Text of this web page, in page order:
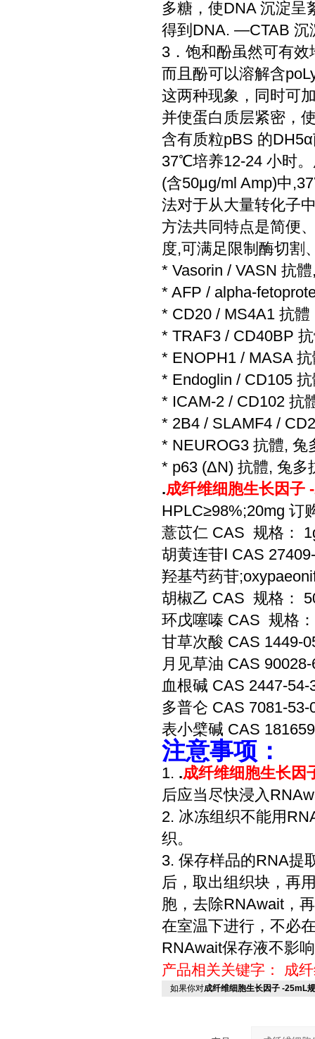
多糖，使DNA 沉淀呈
得到DNA. —CTAB
3．饱和酚虽然可有
而且酚可以溶解含
这两种现象，同时可
并使蛋白质层紧密，
含有质粒pBS 的
37℃培养12-24 小时
(含50μg/ml Amp)中
法对于从大量转化子
方法共同特点是简便
度,可满足限制酶切割
* Vasorin / VASN 抗
* AFP / alpha-
* CD20 / MS4A1 抗
* TRAF3 / CD40BP
* ENOPH1 / MASA
* Endoglin / CD105
* ICAM-2 / CD102
* 2B4 / SLAMF4 /
* NEUROG3 抗體,
* p63 (ΔN) 抗體, 兔
.成纤维细胞生长因子
HPLC≥98%;20mg 订
薏苡仁 CAS 规格：
胡黄连苷Ⅰ CAS
羟基芍药苷
胡椒乙 CAS 规格：
环戊噻嗪 CAS 规格
甘草次酸 CAS 1449-
月见草油 CAS
血根碱 CAS 2447-
多普仑 CAS 7081-
表小檗碱 CAS
注意事项：
1. .成纤维细胞生长因
后应当尽快浸入
2. 冰冻组织不能用
织。
3. 保存样品的RNA提
后，取出组织块，再
胞，去除RNAwait，
在室温下进行，不必
RNAwait保存液不影
产品相关关键字： 成
如果你对成纤维细胞生长因子 -25mL